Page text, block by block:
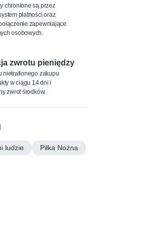
chronione są przez
płatności oraz
zapewniające
osobowych.
zwrotu pieniędzy
nietrafionego zakupu
w ciągu 14 dni i
zwrot środków.
ludzie
Piłka Nożna